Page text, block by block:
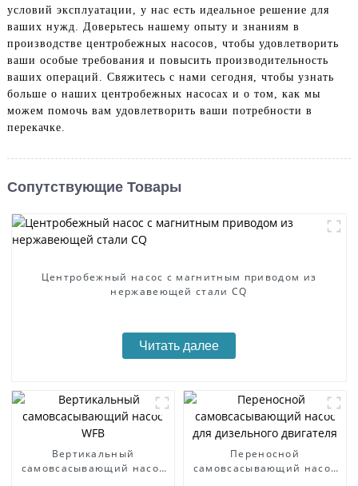
условий эксплуатации, у нас есть идеальное решение для
ваших нужд. Доверьтесь нашему опыту и знаниям в
производстве центробежных насосов, чтобы удовлетворить
ваши особые требования и повысить производительность
ваших операций. Свяжитесь с нами сегодня, чтобы узнать
больше о наших центробежных насосах и о том, как мы
можем помочь вам удовлетворить ваши потребности в
перекачке.
Сопутствующие Товары
Центробежный насос с магнитным приводом из
нержавеющей стали CQ
Читать далее
Вертикальный
самовсасывающий насос
Переносной
самовсасывающий насос